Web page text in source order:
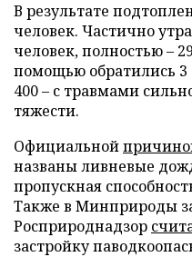
В результате
человек. Частично
человек, полностью –
помощью обратились 3
400 – с травмами
тяжести.
Официальной
названы ливневые
пропускная
Также в Минприроды
Росприроднадзор
застройку